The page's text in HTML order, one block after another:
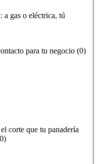
a gas o eléctrica, tú
para tu negocio (0)
corte que tu panadería
0)
Buena